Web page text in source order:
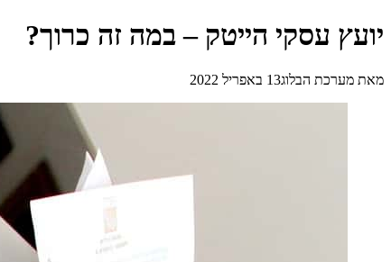
יועץ עסקי הייטק – במה זה כרוך?
מאת מערכת הבלוג13 באפריל 2022